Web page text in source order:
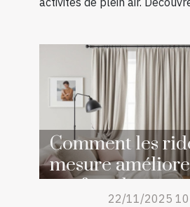
Comment les
mesure
confort de votre
22/11/2025